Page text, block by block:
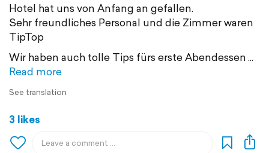
Hotel hat uns von Anfang an gefallen.
Sehr freundliches Personal und die Zimmer waren
TipTop
Wir haben auch tolle Tips fürs erste Abendessen
Read more
See translation
3 likes